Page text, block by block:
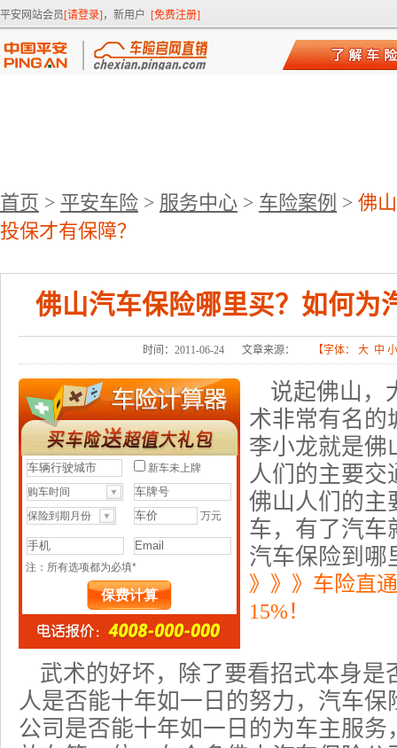
平安网站会员[请登录] ，新用户 [免费注册]
首页 > 平安车险 > 服务中心 > 车险案例 > 佛
投保才有保障？
佛山汽车保险哪里买？如何为
时间：2011-06-24 文章来源： 【字体： 大 中 小
说起佛山，
术非常有名的
李小龙就是佛
人们的主要交
佛山人们的主
车，有了汽车
汽车保险到哪
》》》车险直
15%！
武术的好坏，除了要看招式本身是
人是否能十年如一日的努力， 汽车保
公司是否能十年如一日的为车主服